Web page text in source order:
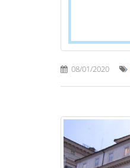
08/01/2020